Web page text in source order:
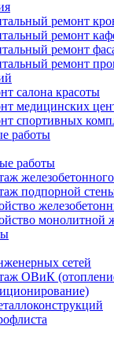
ремонт
ремонт
ремонт
ремонт
салона красоты
медицинских
спортивных
работы
работы
подпорной
монолитной
сетей
ОВиК